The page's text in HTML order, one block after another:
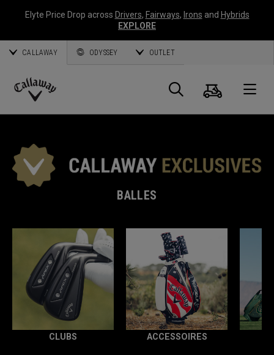
Elyte Price Drop across Drivers, Fairways, Irons and Hybrids
EXPLORE
CALLAWAY ODYSSEY OUTLET
Callaway
Panier
BALLES
CLUBS ACCESSOIRES